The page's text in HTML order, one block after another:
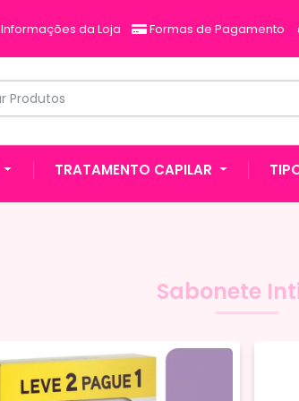
Informações da Loja Formas de Pagamento
TRATAMENTO CAPILAR
Sabonete